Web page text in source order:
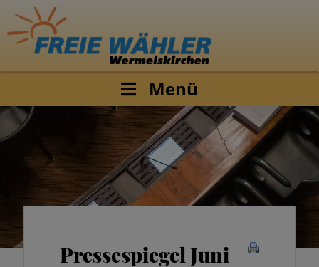
Menü
Pressespiegel Juni